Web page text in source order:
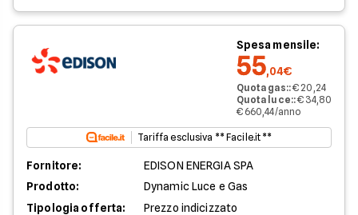
Spesa mensile:
55,04€
Quota gas::€ 20,24
Quota luce::€ 34,80
€ 660,44/anno
Tariffa esclusiva ** Facile.it **
Fornitore:
EDISON ENERGIA SPA
Prodotto:
Dynamic Luce e Gas
Tipologia offerta:
Prezzo indicizzato